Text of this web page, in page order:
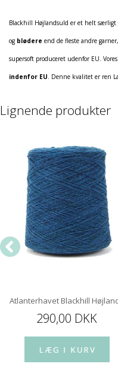
Blackhill Højlandsuld er et helt særligt
og blødere end de fleste andre
supersoft produceret udenfor EU.
indenfor EU. Denne kvalitet er ren
Lignende produkter
Atlanterhavet Blackhill
290,00 DKK